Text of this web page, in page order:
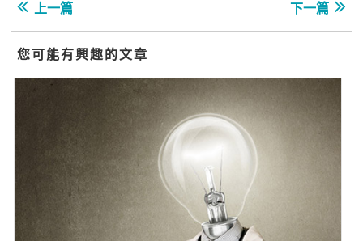
上一篇 下一篇
您可能有興趣的文章